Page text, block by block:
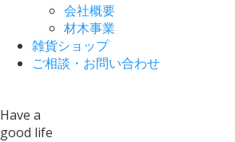
会社概要
材木事業
雑貨ショップ
ご相談・お問い合わせ
Have a
good life